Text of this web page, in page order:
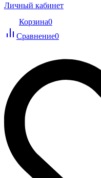
Личный кабинет
Корзина0
Сравнение0